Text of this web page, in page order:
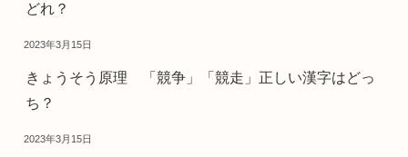
どれ？
2023年3月15日
きょうそう原理 「競争」「競走」正しい漢字はどっ
ち？
2023年3月15日